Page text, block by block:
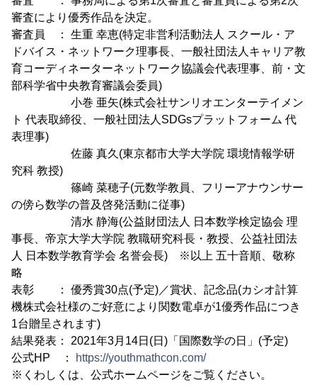
審査により優秀作品を決定。
審査員 ： 生重 幸恵(特定非営利活動法人 スクール・ア
ドバイス・ネットワーク理事長、一般社団法人キャリア教
育コーディネーターネットワーク協議会代表理事、前・文
部科学省中央教育審議会委員)
小巻 亜矢(株式会社サンリオエンターテイメン
ト 代表取締役、一般社団法人SDGsプラットフォーム 代
表理事)
佐藤 真久(東京都市大学大学院 環境情報学研
究科 教授)
篠崎 菜穂子(元数学教員、フリーアナウンサー
の傍ら数学の普及啓発活動に従事)
清水 静海(公益財団法人 日本数学検定協会 理
事長、帝京大学大学院 教職研究科長・教授、公益社団法
人 日本数学教育学会 名誉会長) ※以上 五十音順、敬称
略
表彰 ： 優秀賞30点(予定)／賞状、記念品(カシオ計算
機株式会社様のご好意により関数電卓が1優秀作品につき
1台贈呈されます)
結果発表： 2021年3月14日(日)「国際数学の日」(予定)
公式HP ：
https://youthmathcon.com/
※くわしくは、公式ホームページをご覧ください。